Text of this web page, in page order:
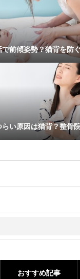
前傾姿勢？猫背を防
らい原因は猫背？整骨
おすすめ記事